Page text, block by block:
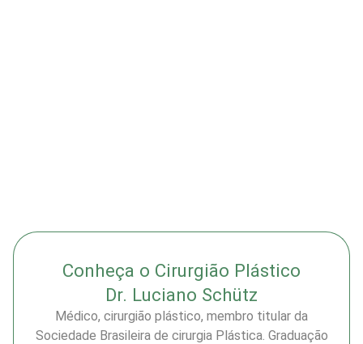
Conheça o Cirurgião Plástico
Dr. Luciano Schütz
Médico, cirurgião plástico, membro titular da
Sociedade Brasileira de cirurgia Plástica. Graduação